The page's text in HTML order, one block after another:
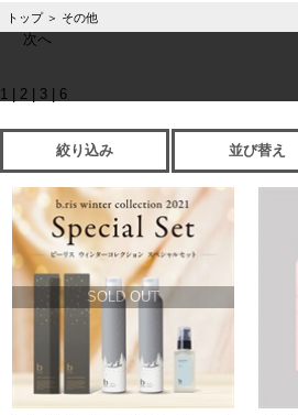
トップ ＞ その他
次へ
1 2 3 6
絞り込み 並び替え
SOLD OUT